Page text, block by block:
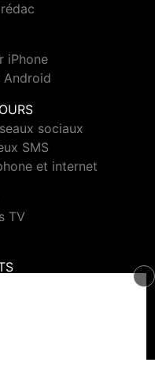
iPhone
Android
sociaux
SMS
et internet
TV